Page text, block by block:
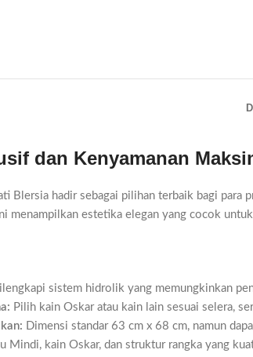
dan Kenyamanan
Blersia hadir sebagai pilihan terbaik bagi para
menampilkan estetika elegan yang cocok
sistem hidrolik yang memungkinkan
Pilih kain Oskar atau kain lain sesuai selera,
Dimensi standar 63 cm x 68 cm, namun
Mindi, kain Oskar, dan struktur rangka yang